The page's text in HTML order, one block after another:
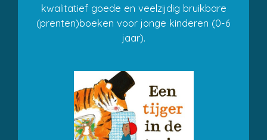
kwalitatief goede en veelzijdig bruikbare
(prenten)boeken voor jonge kinderen (0-6
jaar).